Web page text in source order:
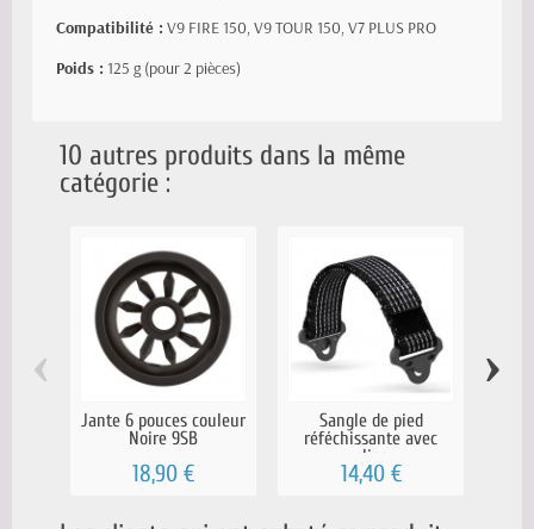
Compatibilité : V9 FIRE 150, V9 TOUR 150, V7 PLUS PRO
Poids : 125 g (pour 2 pièces)
10 autres produits dans la même
catégorie :
Jante 6 pouces couleur
Noire 9SB
18,90 €
Sangle de pied
réféchissante avec
clips
14,40 €
‹ ›